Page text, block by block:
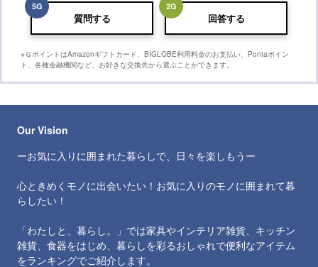
5G
質問する
2G
回答する
※ＧポイントはAmazonギフトカード、BIGLOBE利用料金のお支払い、Pontaポイン
ト、各種金融機関など、お好きな交換先から選ぶことができます。
Our Vision
ーお気に入りに囲まれた暮らしで、日々を楽しもうー
心ときめくモノに出会いたい！お気に入りのモノに囲まれて暮
らしたい！
「わたしと、暮らし。」では家具やインテリア雑貨、キッチン
雑貨、食器をはじめ、暮らしを彩るおしゃれで便利なアイテム
をランキングでご紹介します。